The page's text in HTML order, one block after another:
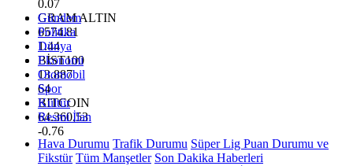
0.07
GRAM ALTIN
6574.81
1.44
BİST100
13.887
64
BITCOIN
64.360,53
-0.76
Gündem
Politika
Dünya
Ekonomi
Otomobil
Spor
Kültür
Resmi İlan
Hava Durumu Trafik Durumu Süper Lig Puan Durumu ve
Fikstür Tüm Manşetler Son Dakika Haberleri